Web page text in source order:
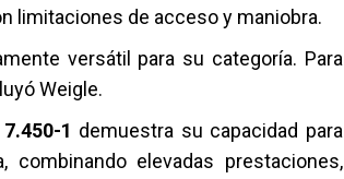
limitaciones de acceso y maniobra.
versátil para su categoría. Para
Weigle.
1 demuestra su capacidad para
elevadas prestaciones,